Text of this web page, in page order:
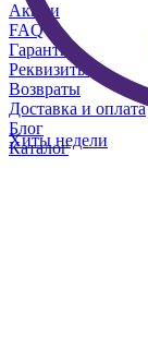
Хиты недели
Акции
FAQ
Гарантия
Реквизиты
Возвраты
Доставка и оплата
Блог
Каталог